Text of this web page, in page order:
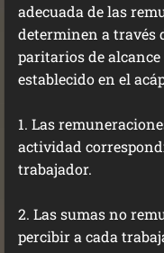
adecuada de las
determinen a través
paritarios de
establecido en el
1. Las
actividad
trabajador.
2. Las sumas no
percibir a cada